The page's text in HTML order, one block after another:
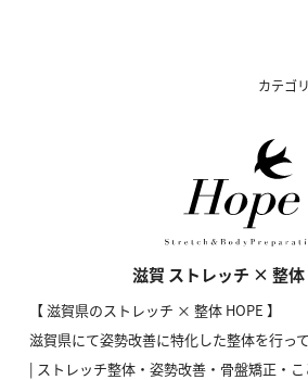
カテゴ
滋賀 ストレッチ × 整体
【 滋賀県のストレッチ × 整体 HOPE 】
滋賀県にて姿勢改善に特化した整体を行って
| ストレッチ整体・姿勢改善・骨盤矯正・